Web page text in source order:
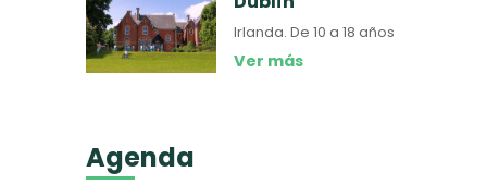
Irlanda.De 10 a 18 años
Ver más
Agenda